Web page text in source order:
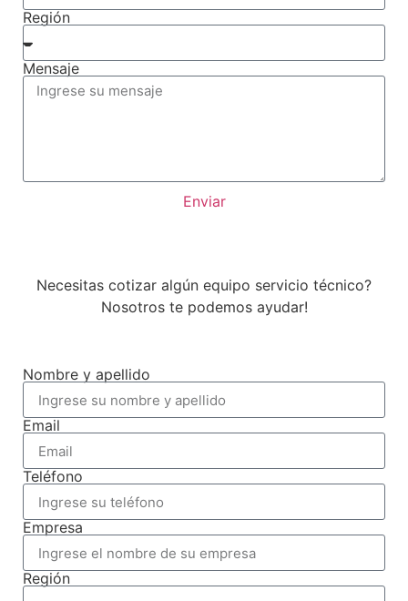
Región
Mensaje
Enviar
Necesitas cotizar algún equipo servicio técnico?
Nosotros te podemos ayudar!
Nombre y apellido
Email
Teléfono
Empresa
Región